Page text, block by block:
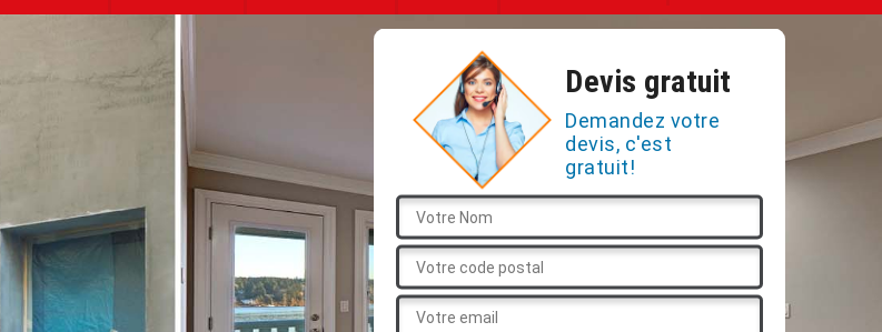
Devis gratuit
Demandez votre
devis, c'est
gratuit!